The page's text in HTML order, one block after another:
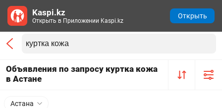
Объявления по запросу куртка кожа
в Астане
Астана
Kaspi.kz
Открыть в Приложении Kaspi.kz
Открыть